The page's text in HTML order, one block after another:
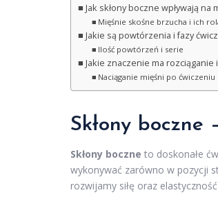
Jak skłony boczne wpływają na
Mięśnie skośne brzucha i ich
Jakie są powtórzenia i fazy
Ilość powtórzeń i serie
Jakie znaczenie ma rozciąganie
Naciąganie mięśni po ćwiczeniu
Skłony boczne
Skłony boczne to doskonałe
wykonywać zarówno w pozycji
rozwijamy siłę oraz